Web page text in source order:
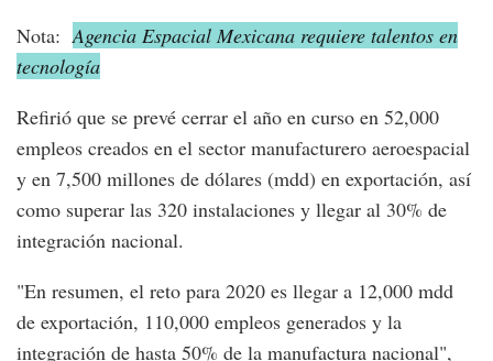
Nota: Agencia Espacial Mexicana requiere talentos en
tecnología
Refirió que se prevé cerrar el año en curso en 52,000
empleos creados en el sector manufacturero aeroespacial
y en 7,500 millones de dólares (mdd) en exportación, así
como superar las 320 instalaciones y llegar al 30% de
integración nacional.
"En resumen, el reto para 2020 es llegar a 12,000 mdd
de exportación, 110,000 empleos generados y la
integración de hasta 50% de la manufactura nacional",